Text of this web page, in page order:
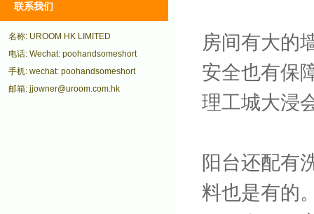
联系我们
名称: UROOM HK LIMITED
电话: Wechat: poohandsomeshort
手机: wechat: poohandsomeshort
邮箱: jjowner@uroom.com.hk
房间有大的
安全也有保
理工城大浸
阳台还配有
料也是有的